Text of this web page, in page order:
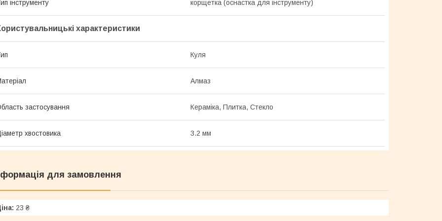
інструменту корщетка (оснастка для інструменту)
характеристики
Куля
Алмаз
застосування Кераміка, Плитка, Стекло
хвостовика 3.2 мм
для замовлення
23 ₴